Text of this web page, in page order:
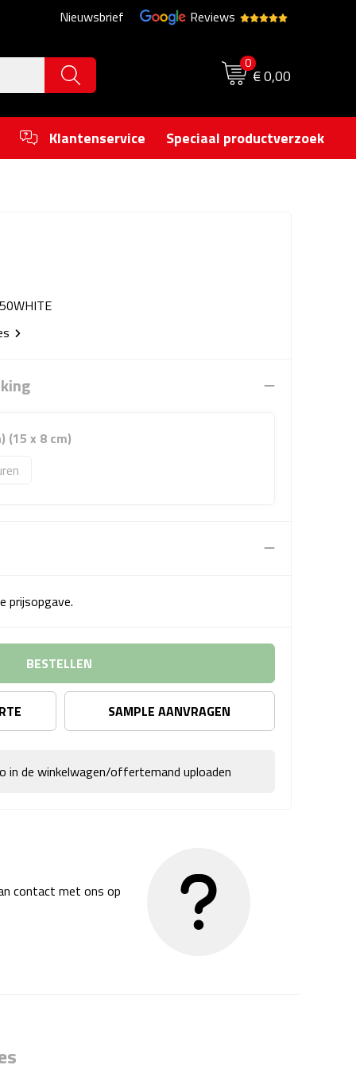
Nieuwsbrief Reviews
0
€ 0,00
Klantenservice Speciaal productverzoek
(15 x 8 cm)
prijsopgave.
BESTELLEN
SAMPLE AANVRAGEN
in de winkelwagen/offertemand uploaden
contact met ons op